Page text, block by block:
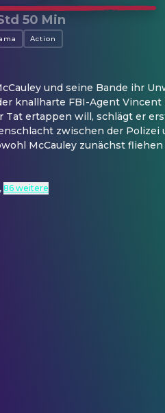
50 Min
Action
und seine Bande ihr
knallharte FBI-Agent Vincent
Tat ertappen will, schlägt er
zwischen der Polizei
McCauley zunächst
, 86 weitere